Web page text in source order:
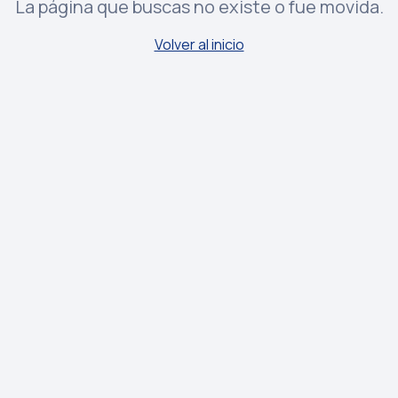
La página que buscas no existe o fue movida.
Volver al inicio